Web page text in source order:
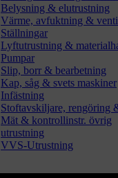
Belysning & elutrustning
Värme, avfuktning &
Ställningar
Lyftutrustning &
Pumpar
Slip, borr & bearbetning
Kap, såg & svets maskiner
Infästning
Stoftavskiljare, rengöring
Mät & kontrollinstr. övrig
utrustning
VVS-Utrustning